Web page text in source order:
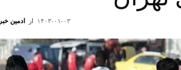
از ادمین خبر ۱۴۰۳-۰۱-۰۳